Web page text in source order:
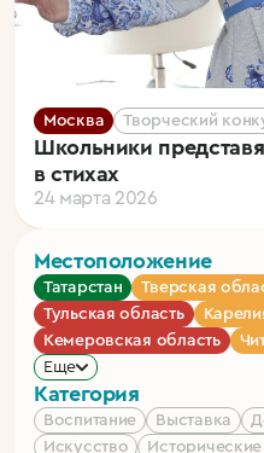
Москва Творческий
Школьники
в стихах
24 марта 2026
Местоположение
Татарстан Тверская
Тульская область
Кемеровская область
Еще
Категория
Воспитание Выставка
Искусство